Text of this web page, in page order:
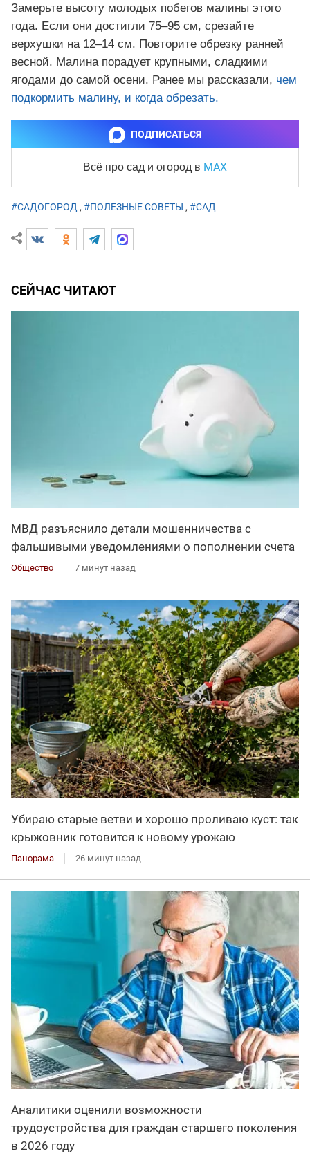
Замерьте высоту молодых побегов малины этого
года. Если они достигли 75–95 см, срезайте
верхушки на 12–14 см. Повторите обрезку ранней
весной. Малина порадует крупными, сладкими
ягодами до самой осени. Ранее мы рассказали, чем
подкормить малину, и когда обрезать.
ПОДПИСАТЬСЯ
Всё про сад и огород в MAX
#САДОГОРОД , #ПОЛЕЗНЫЕ СОВЕТЫ , #САД
СЕЙЧАС ЧИТАЮТ
МВД разъяснило детали мошенничества с
фальшивыми уведомлениями о пополнении счета
Общество 7 минут назад
Убираю старые ветви и хорошо проливаю куст: так
крыжовник готовится к новому урожаю
Панорама 26 минут назад
Аналитики оценили возможности
трудоустройства для граждан старшего поколения
в 2026 году